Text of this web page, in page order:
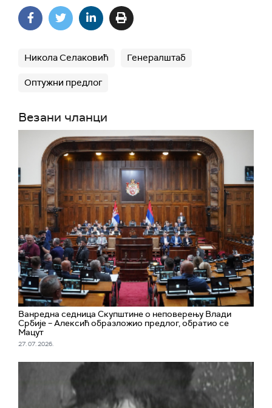
Никола Селаковић Генералштаб
Оптужни предлог
Везани чланци
Ванредна седница Скупштине о неповерењу Влади
Србије – Алексић образложио предлог, обратио се
Мацут
27. 07. 2026.